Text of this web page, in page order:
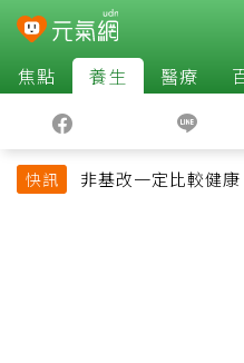
焦點 養生 醫療
快訊
非基改一定比較健